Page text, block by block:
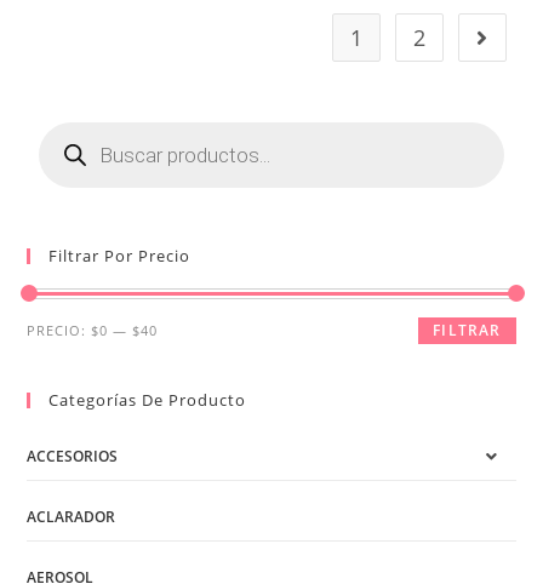
1 2
productos
Filtrar Por Precio
Precio
Precio
FILTRAR
PRECIO: $0 — $40
Categorías De Producto
ACCESORIOS
ACLARADOR
AEROSOL